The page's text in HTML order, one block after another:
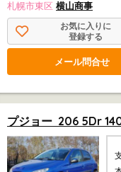
札幌市東区 横山商事
お気に入りに
登録する
メール問合せ
プジョー 206 5Dr